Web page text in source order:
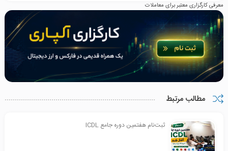
معرفی کارگزاری معتبر برای معاملات
مطالب مرتبط
ثبت‌نام هفتمین دوره جامع ICDL